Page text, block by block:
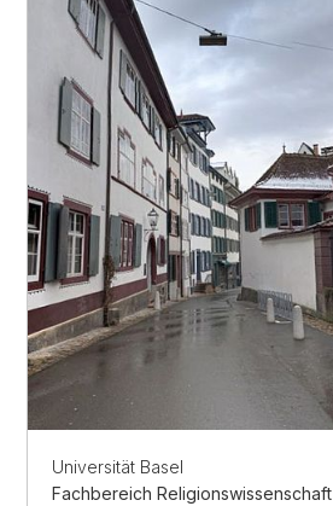
Universität Basel
Fachbereich Religionswissenschaft